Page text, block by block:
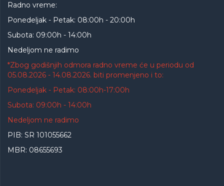
Radno vreme:
Ponedeljak - Petak: 08:00h - 20:00h
Subota: 09:00h - 14:00h
Nedeljom ne radimo
*Zbog godišnjih odmora radno vreme će u periodu od
05.08.2026 - 14.08.2026. biti promenjeno i to:
Ponedeljak - Petak: 08:00h-17:00h
Subota: 09:00h - 14:00h
Nedeljom ne radimo
PIB: SR 101055662
MBR: 08655693